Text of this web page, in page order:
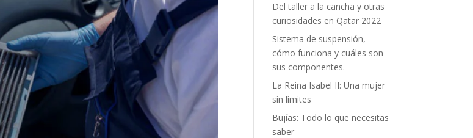
Del taller a la cancha y otras
curiosidades en Qatar 2022
Sistema de suspensión,
cómo funciona y cuáles son
sus componentes.
La Reina Isabel II: Una mujer
sin límites
Bujías: Todo lo que necesitas
saber